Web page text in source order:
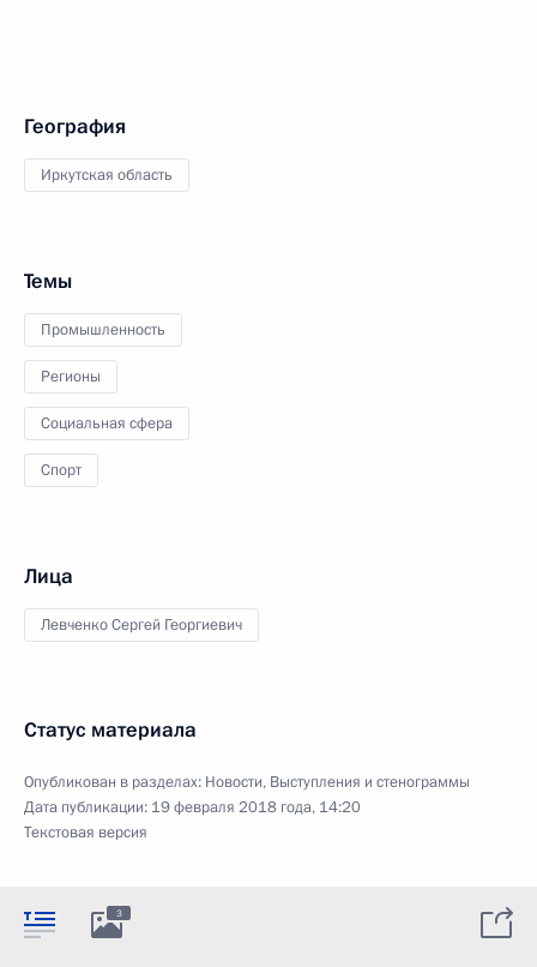
География
Иркутская область
Темы
Промышленность
Регионы
Социальная сфера
Спорт
Лица
Левченко Сергей Георгиевич
Статус материала
Опубликован в разделах: Новости, Выступления и стенограммы
Дата публикации: 19 февраля 2018 года, 14:20
Текстовая версия
3